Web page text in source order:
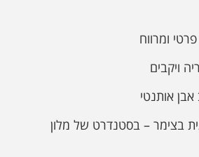
פרטי ומרווח
ויקבים
אבן אותנטי
בצימר – בסטנדרט של מלון